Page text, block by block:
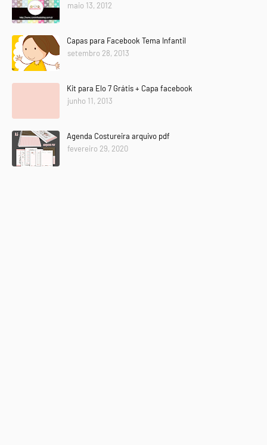
maio 13, 2012
Capas para Facebook Tema Infantil
setembro 28, 2013
Kit para Elo 7 Grátis + Capa facebook
junho 11, 2013
Agenda Costureira arquivo pdf
fevereiro 29, 2020